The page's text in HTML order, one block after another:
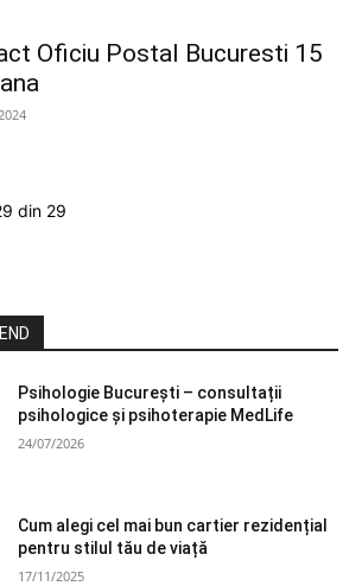
Oficiu Postal Bucuresti 15
din 29
Psihologie București – consultații
psihologice și psihoterapie MedLife
24/07/2026
Cum alegi cel mai bun cartier rezidențial
pentru stilul tău de viață
17/11/2025